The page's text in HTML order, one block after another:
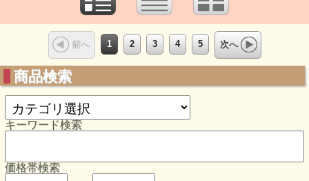
前へ 1 2 3 4 5 次へ
商品検索
キーワード検索
価格帯検索